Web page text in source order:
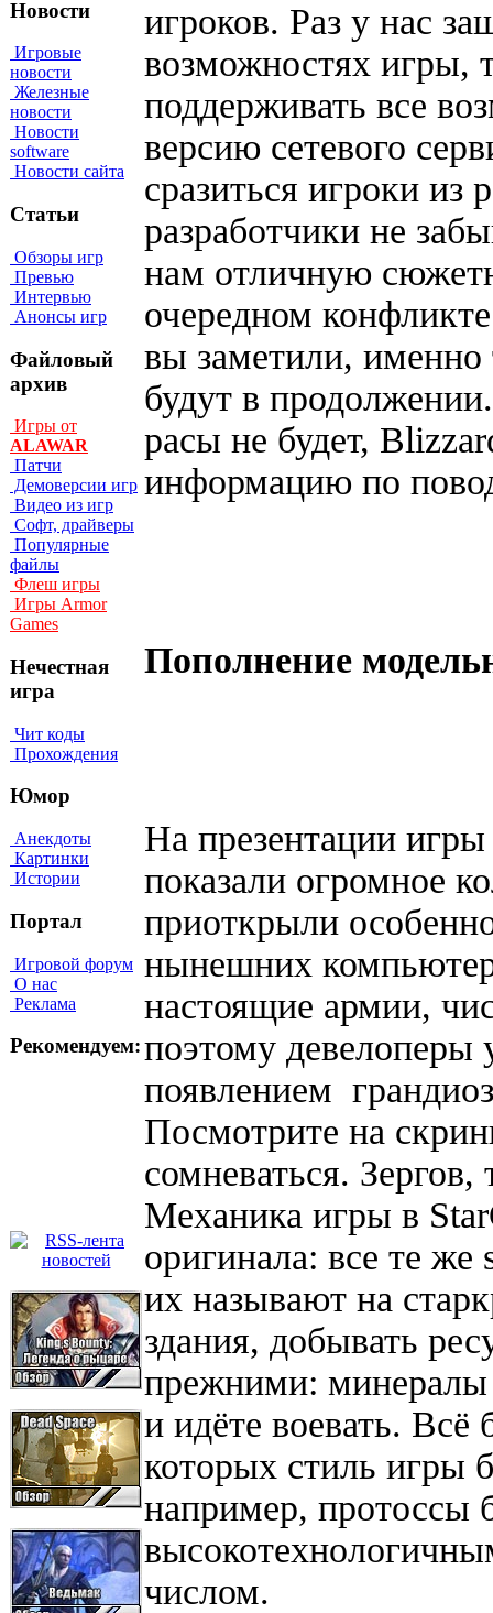
Новости
Игровые
новости
Железные
новости
Новости
software
Новости сайта
Статьи
Обзоры игр
Превью
Интервью
Анонсы игр
Файловый
архив
Игры от
ALAWAR
Патчи
Демоверсии игр
Видео из игр
Софт, драйверы
Популярные
файлы
Флеш игры
Игры Armor
Games
Нечестная
игра
Чит коды
Прохождения
Юмор
Анекдоты
Картинки
Истории
Портал
Игровой форум
О нас
Реклама
Рекомендуем:
игроков. Раз у нас
возможностях игры,
поддерживать все
версию сетевого
сразиться игроки из
разработчики не
нам отличную
очередном
вы заметили,
будут в
расы не будет,
информацию по
Пополнение
На презентации
показали огромное
приоткрыли
нынешних
настоящие армии,
поэтому девелоперы
появлением
Посмотрите на
сомневаться.
Механика игры в
оригинала: все те
их называют на
здания, добывать
прежними: минералы
и идёте воевать.
которых стиль игры
например, протоссы
числом.